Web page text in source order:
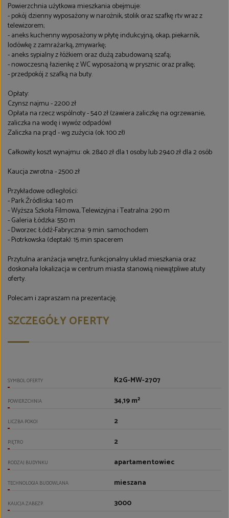
Powierzchnia użytkowa mieszkania obejmuje:
- pokój dzienny wyposażony w narożnik, stolik oraz szafkę rtv wraz z
telewizorem;
- aneks kuchenny wyposażony w płytę indukcyjną, okap, piekarnik,
lodówkę z zamrażarką, zmywarkę;
- aneks sypialny z łóżkiem oraz dużą zabudowaną szafą;
- nowoczesną łazienkę z WC wyposażoną w prysznic oraz pralkę;
- przedpokój z szafką na buty.
Opłaty:
Czynsz najmu - 2200 zł
Opłata na rzecz wspólnoty - 540 zł (zawiera zaliczkę na ogrzewanie,
zaliczka na wodę i wywóz odpadów)
Zaliczka na prąd - wg zużycia (ok. 100 zł)
Całkowity koszt wynajmu: ok. 2840 zł dla 1 osoby lub 2940 zł dla 2 osób
Kaucja zwrotna - 2500 zł
Przykładowe odległości:
- Park Źródliska: 140 m
- Wyższa Szkoła Filmowa, Telewizyjna i Teatralna: 290 m
- Galeria Łódzka: 550 m
- Dworzec Łódź-Fabryczna: 9 min. samochodem
- Piotrkowska (deptak): 15 min spacerem
Przytulna aranżacja wnętrz, funkcjonalny układ mieszkania oraz
doskonała lokalizacja w centrum miasta stanowią niewątpliwe atuty
oferty.
Polecam i zapraszam na prezentację.
SZCZEGÓŁY OFERTY
SYMBOL OFERTY K2G-MW-2707
POWIERZCHNIA 34,19 m²
LICZBA POKOI 2
PIĘTRO 2
RODZAJ BUDYNKU apartamentowiec
TECHNOLOGIA BUDOWLANA mieszana
KAUCJA ZABEZP.
3000